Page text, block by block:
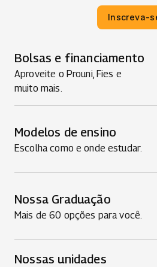
Inscreva-
Bolsas e financiamento
Aproveite o Prouni, Fies e
muito mais.
Modelos de ensino
Escolha como e onde estudar.
Nossa Graduação
Mais de 60 opções para você.
Nossas unidades